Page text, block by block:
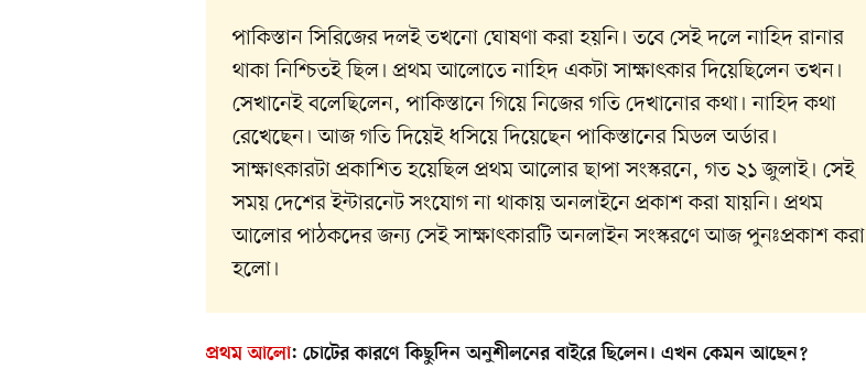
পাকিস্তান সিরিজের দলই তখনো ঘোষণা করা হয়নি। তবে সেই দলে নাহিদ রানার
থাকা নিশ্চিতই ছিল। প্রথম আলোতে নাহিদ একটা সাক্ষাৎকার দিয়েছিলেন তখন।
সেখানেই বলেছিলেন, পাকিস্তানে গিয়ে নিজের গতি দেখানোর কথা। নাহিদ কথা
রেখেছেন। আজ গতি দিয়েই ধসিয়ে দিয়েছেন পাকিস্তানের মিডল অর্ডার।
সাক্ষাৎকারটা প্রকাশিত হয়েছিল প্রথম আলোর ছাপা সংস্করনে, গত ২১ জুলাই। সেই
সময় দেশের ইন্টারনেট সংযোগ না থাকায় অনলাইনে প্রকাশ করা যায়নি। প্রথম
আলোর পাঠকদের জন্য সেই সাক্ষাৎকারটি অনলাইন সংস্করণে আজ পুনঃপ্রকাশ করা
হলো।
প্রথম আলো: চোটের কারণে কিছুদিন অনুশীলনের বাইরে ছিলেন। এখন কেমন আছেন?